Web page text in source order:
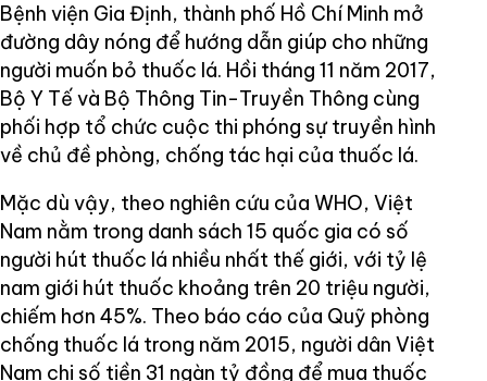
Bệnh viện Gia Định, thành phố Hồ Chí Minh mở
đường dây nóng để hướng dẫn giúp cho những
người muốn bỏ thuốc lá. Hồi tháng 11 năm 2017,
Bộ Y Tế và Bộ Thông Tin-Truyền Thông cùng
phối hợp tổ chức cuộc thi phóng sự truyền hình
về chủ đề phòng, chống tác hại của thuốc lá.
Mặc dù vậy, theo nghiên cứu của WHO, Việt
Nam nằm trong danh sách 15 quốc gia có số
người hút thuốc lá nhiều nhất thế giới, với tỷ lệ
nam giới hút thuốc khoảng trên 20 triệu người,
chiếm hơn 45%. Theo báo cáo của Quỹ phòng
chống thuốc lá trong năm 2015, người dân Việt
Nam chi số tiền 31 ngàn tỷ đồng để mua thuốc